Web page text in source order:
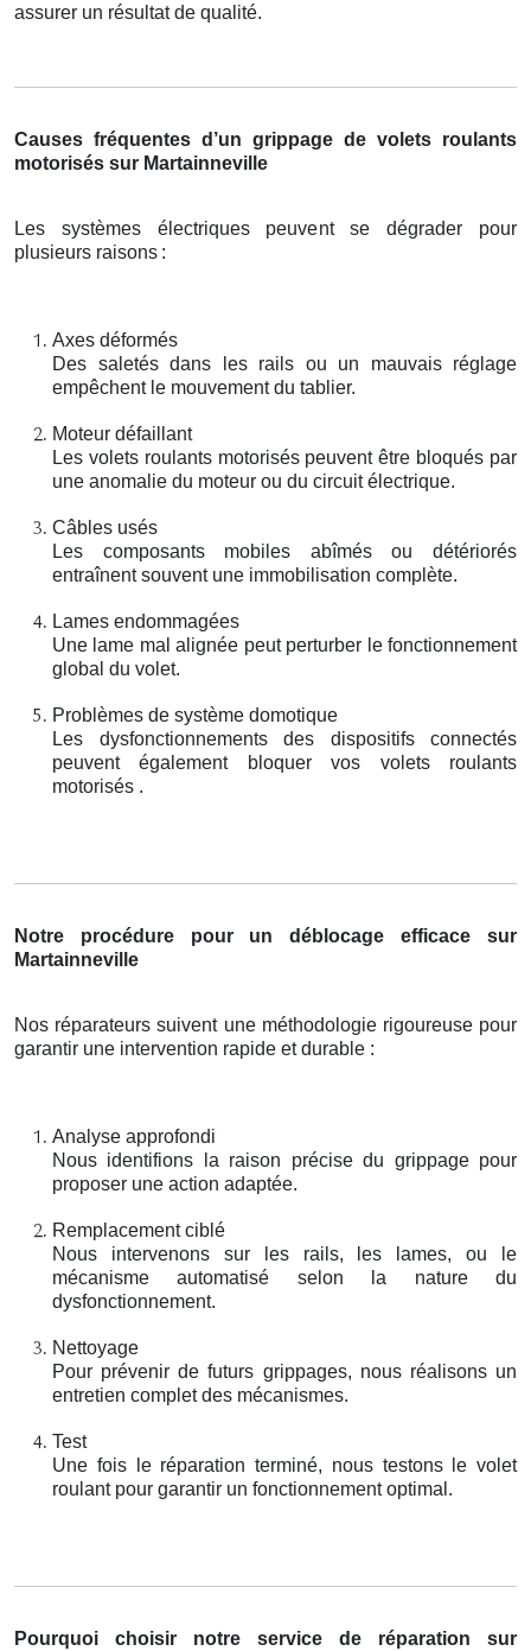
assurer un résultat de qualité.
Causes fréquentes d’un grippage de volets roulants
motorisés sur Martainneville
Les systèmes électriques peuvent se dégrader pour
plusieurs raisons :
Axes déformés
Des saletés dans les rails ou un mauvais réglage
empêchent le mouvement du tablier.
Moteur défaillant
Les volets roulants motorisés peuvent être bloqués par
une anomalie du moteur ou du circuit électrique.
Câbles usés
Les composants mobiles abîmés ou détériorés
entraînent souvent une immobilisation complète.
Lames endommagées
Une lame mal alignée peut perturber le fonctionnement
global du volet.
Problèmes de système domotique
Les dysfonctionnements des dispositifs connectés
peuvent également bloquer vos volets roulants
motorisés .
Notre procédure pour un déblocage efficace sur
Martainneville
Nos réparateurs suivent une méthodologie rigoureuse pour
garantir une intervention rapide et durable :
Analyse approfondi
Nous identifions la raison précise du grippage pour
proposer une action adaptée.
Remplacement ciblé
Nous intervenons sur les rails, les lames, ou le
mécanisme automatisé selon la nature du
dysfonctionnement.
Nettoyage
Pour prévenir de futurs grippages, nous réalisons un
entretien complet des mécanismes.
Test
Une fois le réparation terminé, nous testons le volet
roulant pour garantir un fonctionnement optimal.
Pourquoi choisir notre service de réparation sur